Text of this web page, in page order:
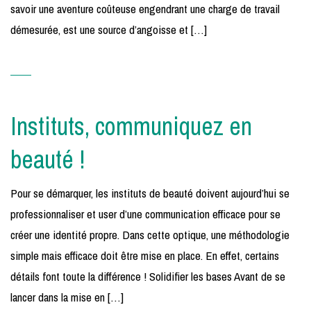
savoir une aventure coûteuse engendrant une charge de travail
démesurée, est une source d’angoisse et […]
Instituts, communiquez en
beauté !
Pour se démarquer, les instituts de beauté doivent aujourd’hui se
professionnaliser et user d’une communication efficace pour se
créer une identité propre. Dans cette optique, une méthodologie
simple mais efficace doit être mise en place. En effet, certains
détails font toute la différence ! Solidifier les bases Avant de se
lancer dans la mise en […]